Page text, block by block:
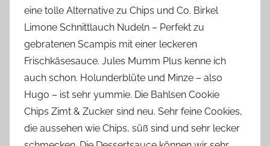
eine tolle Alternative zu Chips und Co. Birkel
Limone Schnittlauch Nudeln – Perfekt zu
gebratenen Scampis mit einer leckeren
Frischkäsesauce. Jules Mumm Plus kenne ich
auch schon. Holunderblüte und Minze – also
Hugo – ist sehr yummie. Die Bahlsen Cookie
Chips Zimt & Zucker sind neu. Sehr feine Cookies,
die aussehen wie Chips, süß sind und sehr lecker